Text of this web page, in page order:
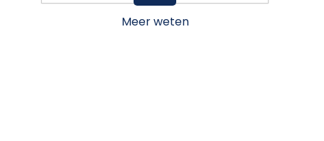
Meer weten